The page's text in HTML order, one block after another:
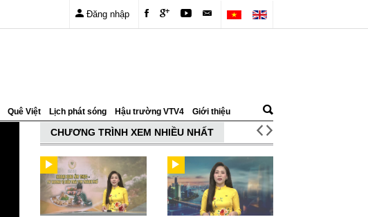
Đăng nhập
Quê Việt Lịch phát sóng Hậu trường VTV4 Giới thiệu
CHƯƠNG TRÌNH XEM NHIỀU NHẤT